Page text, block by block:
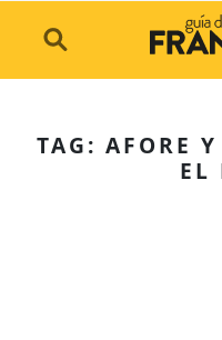
TAG: AFORE
EL